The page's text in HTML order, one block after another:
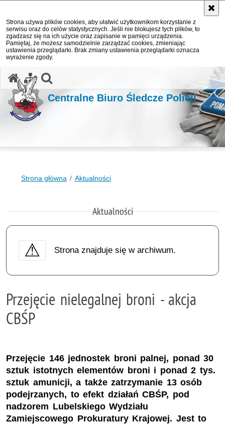
Strona używa plików cookies, aby ułatwić użytkownikom korzystanie z
serwisu oraz do celów statystycznych. Jeśli nie blokujesz tych plików, to
zgadzasz się na ich użycie oraz zapisanie w pamięci urządzenia.
Pamiętaj, że możesz samodzielnie zarządzać cookies, zmieniając
ustawienia przeglądarki. Brak zmiany ustawienia przeglądarki oznacza
wyrażenie zgody.
Centralne Biuro Śledcze Policji
Strona główna Aktualności
Aktualności
Strona znajduje się w archiwum.
Przejęcie nielegalnej broni - akcja
CBŚP
Przejęcie 146 jednostek broni palnej, ponad 30
sztuk istotnych elementów broni i ponad 2 tys.
sztuk amunicji, a także zatrzymanie 13 osób
podejrzanych, to efekt działań CBŚP, pod
nadzorem Lubelskiego Wydziału
Zamiejscowego Prokuratury Krajowej. Jest to